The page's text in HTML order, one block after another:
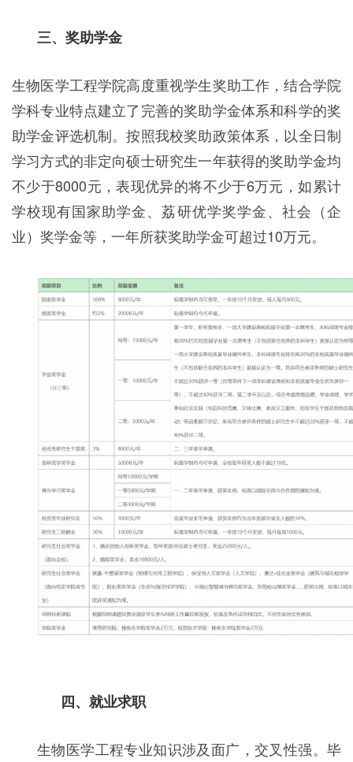
三、 奖助学金
生物医学工程学院高度重视学生奖助工作，结合学院
学科专业特点建立了完善的奖助学金体系和科学的奖
助学金评选机制。按照我校奖助政策体系，以全日制
学习方式的非定向硕士研究生一年获得的奖助学金均
不少于8000元，表现优异的将不少于6万元，如累计
学校现有国家助学金、荔研优学奖学金、社会（企
业）奖学金等，一年所获奖助学金可超过10万元。
四、就业求职
生物医学工程专业知识涉及面广，交叉性强。毕